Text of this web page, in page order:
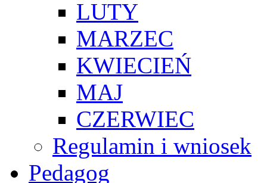
LUTY
MARZEC
KWIECIEŃ
MAJ
CZERWIEC
Regulamin i wniosek
Pedagog